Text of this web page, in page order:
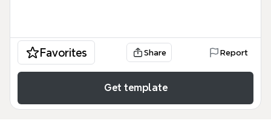
Favorites Share Report
Get template